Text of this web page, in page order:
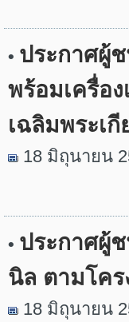
• ประกาศผู้
พร้อมเครื่อ
เฉลิมพระเกี
18 มิถุนายน
• ประกาศผู้
นิล ตามโคร
18 มิถุนายน